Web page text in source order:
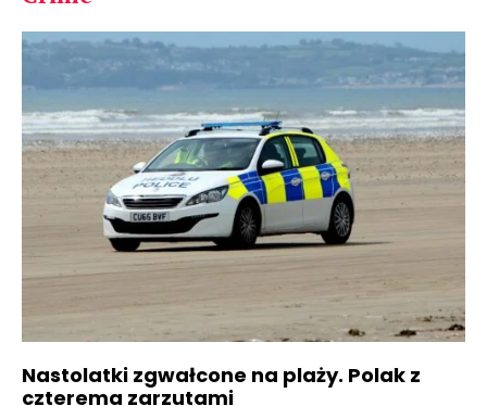
Nastolatki zgwałcone na plaży. Polak z
czterema zarzutami